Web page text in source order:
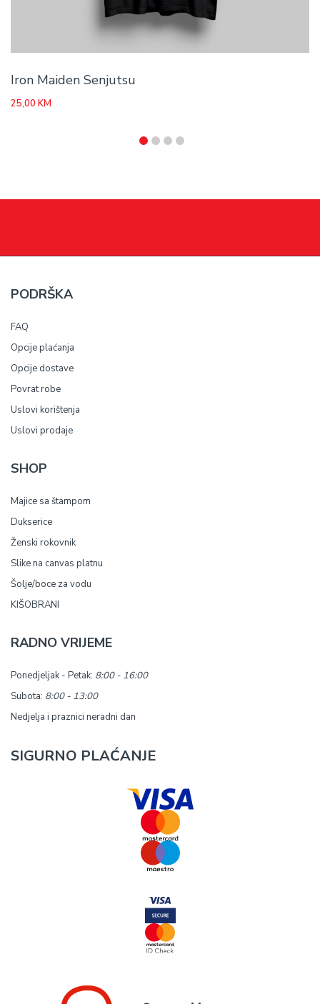
Iron Maiden Senjutsu
25,00 KM
PODRŠKA
FAQ
Opcije plaćanja
Opcije dostave
Povrat robe
Uslovi korištenja
Uslovi prodaje
SHOP
Majice sa štampom
Dukserice
Ženski rokovnik
Slike na canvas platnu
Šolje/boce za vodu
KIŠOBRANI
RADNO VRIJEME
Ponedjeljak - Petak: 8:00 - 16:00
Subota: 8:00 - 13:00
Nedjelja i praznici neradni dan
SIGURNO PLAĆANJE